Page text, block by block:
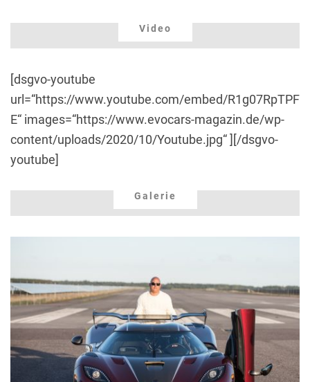
Video
[dsgvo-youtube
url=“https://www.youtube.com/embed/R1g07RpTPF
E“ images=“https://www.evocars-magazin.de/wp-
content/uploads/2020/10/Youtube.jpg“ ][/dsgvo-
youtube]
Galerie